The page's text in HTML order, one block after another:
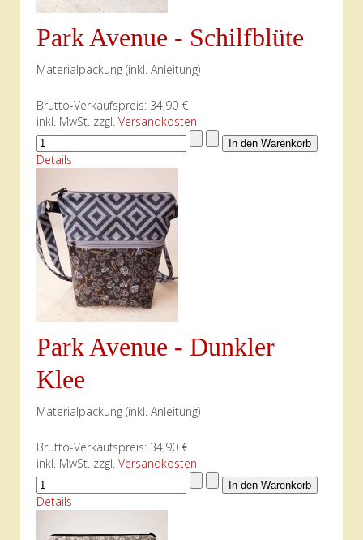
Park Avenue - Schilfblüte
Materialpackung (inkl. Anleitung)
Brutto-Verkaufspreis: 34,90 €
inkl. MwSt. zzgl. Versandkosten
Details
Park Avenue - Dunkler
Klee
Materialpackung (inkl. Anleitung)
Brutto-Verkaufspreis: 34,90 €
inkl. MwSt. zzgl. Versandkosten
Details